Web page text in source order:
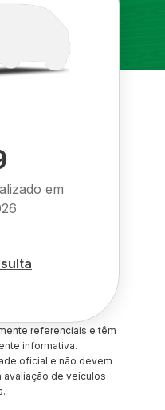
em
referenciais e têm
informativa.
oficial e não devem
avaliação de veículos